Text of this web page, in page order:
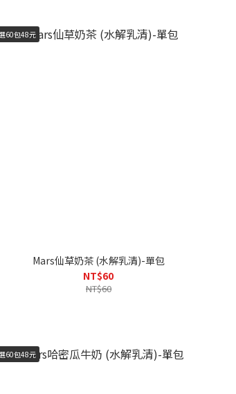
60包48元
Mars仙草奶茶 (水解乳清)-單包
NT$60
NT$60
60包48元